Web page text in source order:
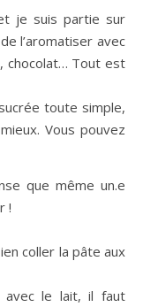
je suis partie sur
l’aromatiser avec
chocolat… Tout est
toute simple,
Vous pouvez
que même un.e
!
coller la pâte aux
avec le lait, il faut